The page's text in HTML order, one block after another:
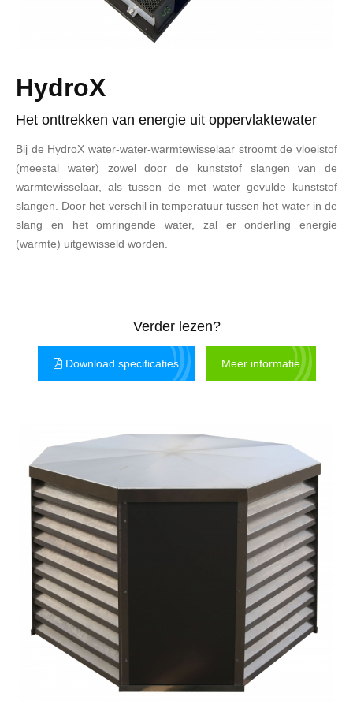
HydroX
Het onttrekken van energie uit oppervlaktewater
Bij de HydroX water-water-warmtewisselaar stroomt de vloeistof
(meestal water) zowel door de kunststof slangen van de
warmtewisselaar, als tussen de met water gevulde kunststof
slangen. Door het verschil in temperatuur tussen het water in de
slang en het omringende water, zal er onderling energie
(warmte) uitgewisseld worden.
Verder lezen?
Download specificaties Meer informatie